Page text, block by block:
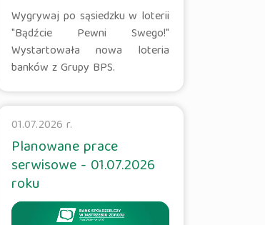
Wygrywaj po sąsiedzku w loterii
"Bądźcie Pewni Swego!"
Wystartowała nowa loteria
banków z Grupy BPS.
01.07.2026 r.
Planowane prace
serwisowe - 01.07.2026
roku